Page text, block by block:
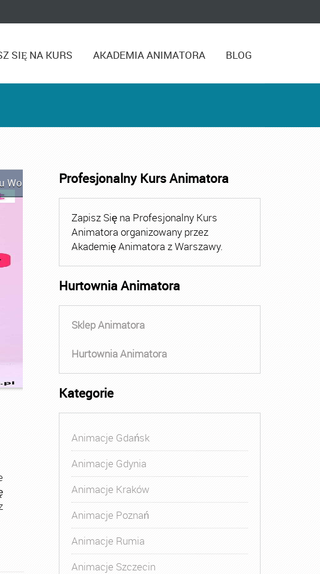
SIĘ NA KURS AKADEMIA ANIMATORA BLOG
Kurs Animatora Czasu Wolnego Warszawa
Profesjonalny Kurs Animatora
Zapisz Się na Profesjonalny Kurs
Animatora organizowany przez
Akademię Animatora z Warszawy.
Hurtownia Animatora
Sklep Animatora
Hurtownia Animatora
Kategorie
Animacje Gdańsk
Animacje Gdynia
Animacje Kraków
Animacje Poznań
Animacje Rumia
Animacje Szczecin